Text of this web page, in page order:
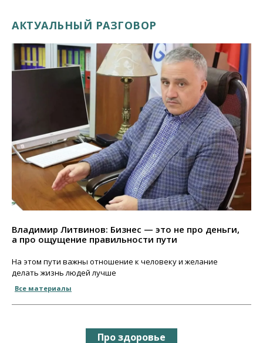
АКТУАЛЬНЫЙ РАЗГОВОР
Владимир Литвинов: Бизнес — это не про деньги,
а про ощущение правильности пути
На этом пути важны отношение к человеку и желание
делать жизнь людей лучше
Все материалы
Про здоровье